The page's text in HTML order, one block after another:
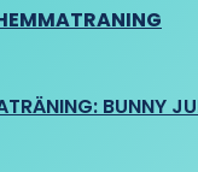
BUNNY